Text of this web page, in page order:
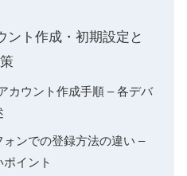
ント作成・初期設定と
カウント作成手順 – 各デバ
ンでの登録方法の違い –
イント